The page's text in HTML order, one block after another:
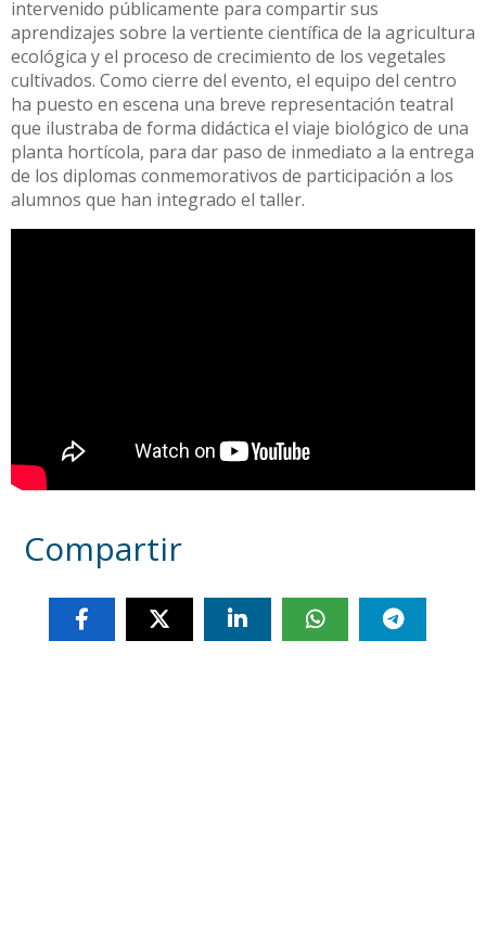
intervenido públicamente para compartir sus
aprendizajes sobre la vertiente científica de la agricultura
ecológica y el proceso de crecimiento de los vegetales
cultivados. Como cierre del evento, el equipo del centro
ha puesto en escena una breve representación teatral
que ilustraba de forma didáctica el viaje biológico de una
planta hortícola, para dar paso de inmediato a la entrega
de los diplomas conmemorativos de participación a los
alumnos que han integrado el taller.
Compartir